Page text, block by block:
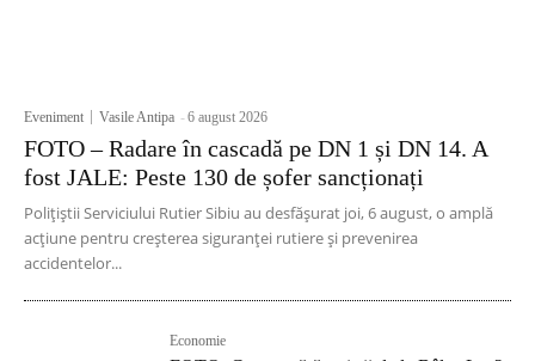
Eveniment Vasile Antipa -6 august 2026
FOTO – Radare în cascadă pe DN 1 și DN 14. A
fost JALE: Peste 130 de șofer sancționați
Polițiștii Serviciului Rutier Sibiu au desfășurat joi, 6 august, o amplă
acțiune pentru creșterea siguranței rutiere și prevenirea
accidentelor...
Economie